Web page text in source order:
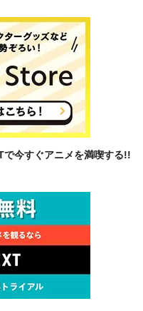
今すぐアニメを満喫する!!